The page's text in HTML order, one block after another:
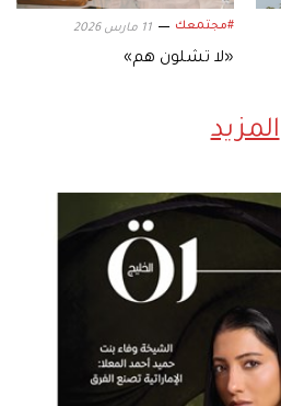
#مجتمعك 11 مارس 2026
«لا تشلون هم»
المزيد